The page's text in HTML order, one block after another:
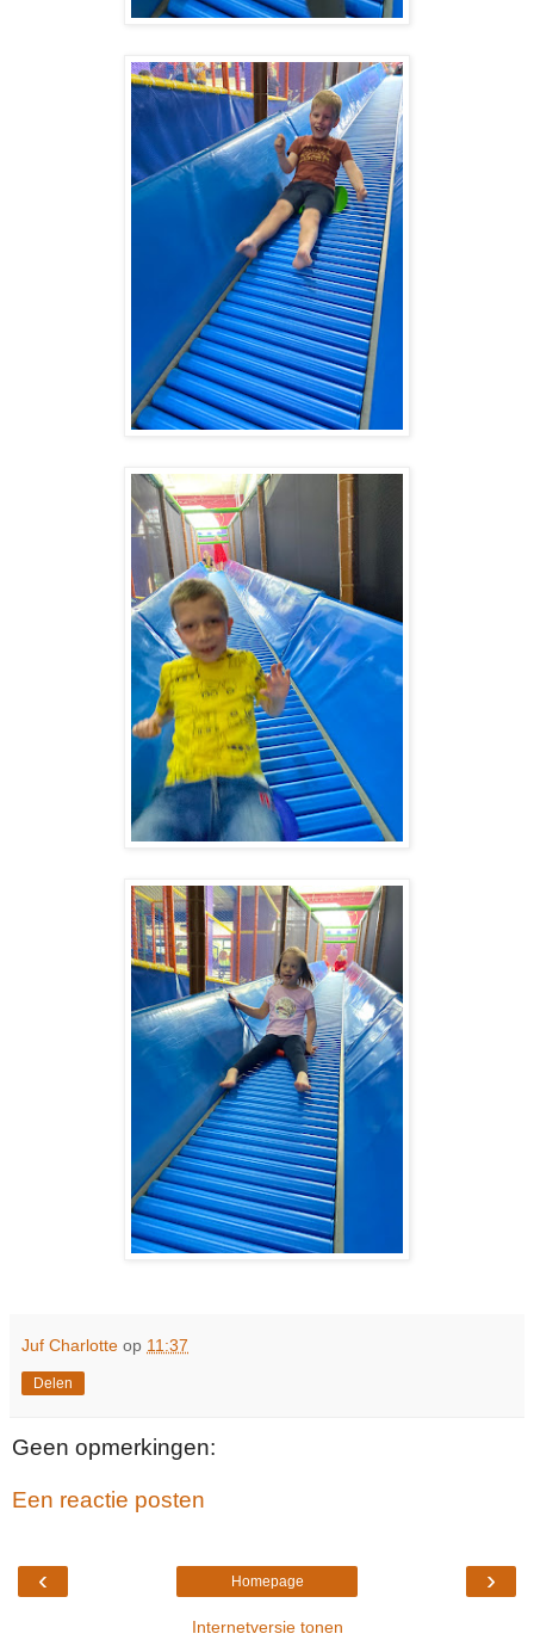
Juf Charlotte op 11:37
Delen
Geen opmerkingen:
Een reactie posten
‹ ›
Homepage
Internetversie tonen